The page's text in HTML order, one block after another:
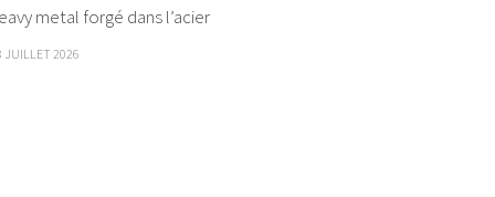
metal forgé dans l’acier
JUILLET 2026